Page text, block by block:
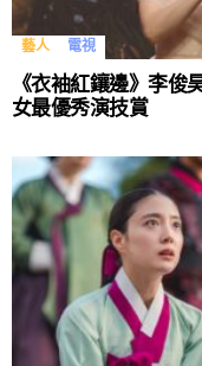
藝人 電視
《衣袖紅鑲邊》李俊
女最優秀演技賞